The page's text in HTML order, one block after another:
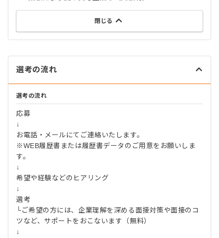
閉じる
選考の流れ
選考の流れ
応募
↓
お電話・メールにてご連絡いたします。
※WEB履歴書または履歴書データのご用意をお願いしま
す。
↓
希望や経験などのヒアリング
↓
選考
└ご希望の方には、企業理解を深める面接対策や面接のコ
ツなど、サポートをおこないます（無料）
↓